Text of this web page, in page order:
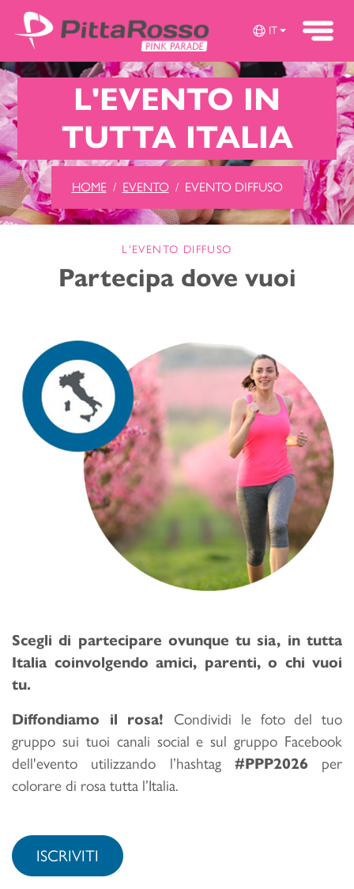
IT
L'EVENTO IN
TUTTA ITALIA
HOME EVENTO EVENTO DIFFUSO
L'EVENTO DIFFUSO
Partecipa dove vuoi
Scegli di partecipare ovunque tu sia, in tutta
Italia coinvolgendo amici, parenti, o chi vuoi
tu.
Diffondiamo il rosa! Condividi le foto del tuo
gruppo sui tuoi canali social e sul gruppo Facebook
dell'evento utilizzando l’hashtag #PPP2026per
colorare di rosa tutta l’Italia.
ISCRIVITI